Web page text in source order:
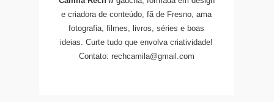
e criadora de conteúdo, fã de Fresno, ama
fotografia, filmes, livros, séries e boas
ideias. Curte tudo que envolva criatividade!
Contato: rechcamila@gmail.com